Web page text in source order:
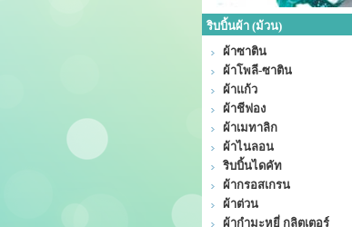
ริบบิ้นผ้า (ม้วน)
ผ้าซาติน
ผ้าโพลี-ซาติน
ผ้าแก้ว
ผ้าชีฟอง
ผ้าเมทาลิก
ผ้าไนลอน
ริบบิ้นไดคัท
ผ้ากรอสเกรน
ผ้าต่วน
ผ้ากำมะหยี่ กลิตเตอร์